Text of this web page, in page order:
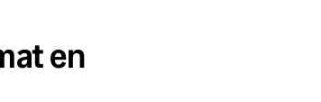
en